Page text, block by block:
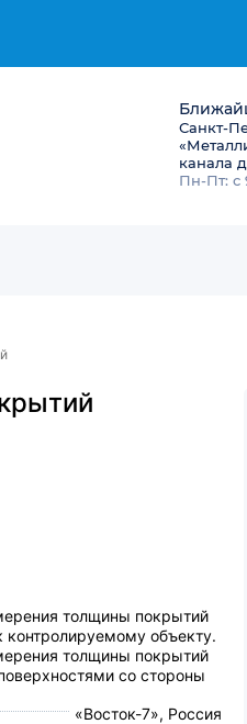
Санкт-
канала
Пн-Пт: с
толщины покрытий
контролируемому объекту.
толщины покрытий
со стороны
«Восток-7», Россия